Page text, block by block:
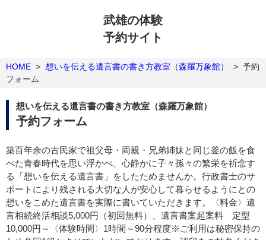
武雄の体験
予約サイト
HOME > 想いを伝える遺言書の書き方教室（森羅万象館） > 予約
フォーム
想いを伝える遺言書の書き方教室（森羅万象館）
予約フォーム
築百年余の古民家で祖父母・両親・兄弟姉妹と同じ釜の飯を食
べた青春時代を思い浮かべ、心静かに子々孫々の繁栄を祈念す
る「想いを伝える遺言書」をしたためませんか。行政書士のサ
ポートにより残される大切な人が安心して暮らせるようにとの
想いをこめた遺言書を実際に書いていただきます。〈料金〉遺
言相続終活相談5,000円（初回無料）、遺言書案起案料 定型
10,000円～〈体験時間〉1時間～90分程度※ご利用は秘密保持の